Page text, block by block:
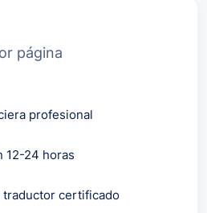
página
profesional
12-24 horas
traductor certificado